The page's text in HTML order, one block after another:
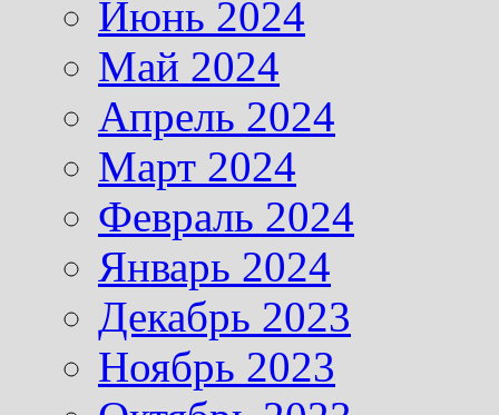
Июнь 2024
Май 2024
Апрель 2024
Март 2024
Февраль 2024
Январь 2024
Декабрь 2023
Ноябрь 2023